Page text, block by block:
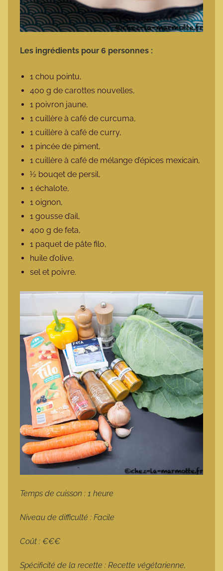
Les ingrédients pour 6 personnes :
1 chou pointu,
400 g de carottes nouvelles,
1 poivron jaune,
1 cuillère à café de curcuma,
1 cuillère à café de curry,
1 pincée de piment,
1 cuillère à café de mélange d’épices mexicain,
½ bouqet de persil,
1 échalote,
1 oignon,
1 gousse d’ail,
400 g de feta,
1 paquet de pâte filo,
huile d’olive,
sel et poivre.
Temps de cuisson : 1 heure
Niveau de difficulté : Facile
Coût : €€€
Spécificité de la recette : Recette végétarienne,